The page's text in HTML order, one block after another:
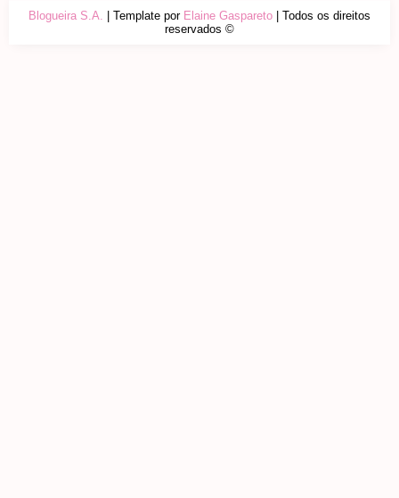
Blogueira S.A. | Template por Elaine Gaspareto | Todos os direitos
reservados ©